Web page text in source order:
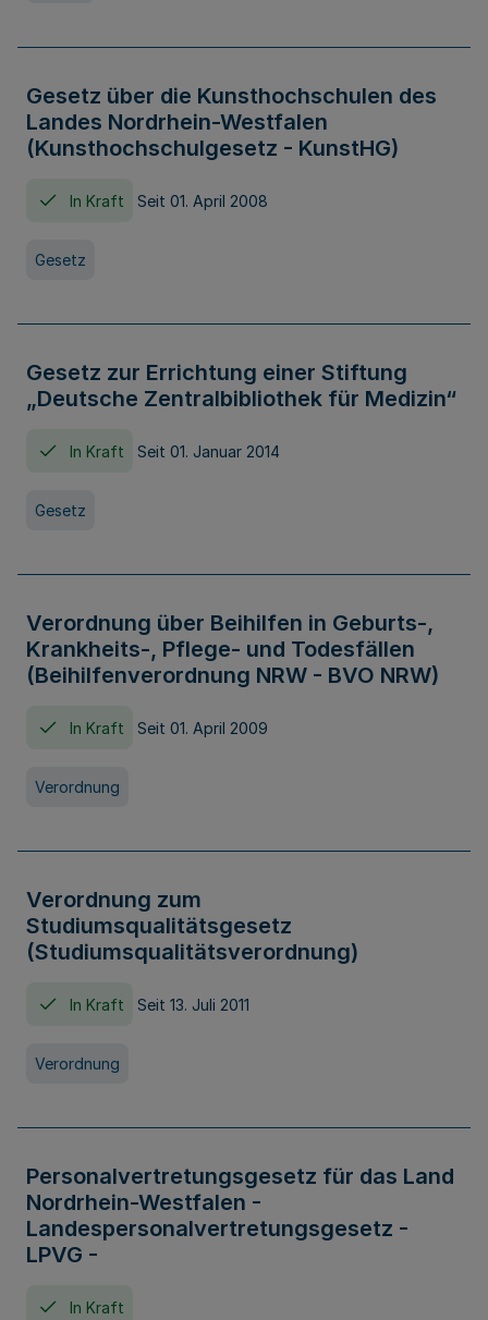
Gesetz über die Kunsthochschulen des
Landes Nordrhein-Westfalen
(Kunsthochschulgesetz - KunstHG)
In Kraft Seit 01. April 2008
Gesetz
Gesetz zur Errichtung einer Stiftung
„Deutsche Zentralbibliothek für Medizin“
In Kraft Seit 01. Januar 2014
Gesetz
Verordnung über Beihilfen in Geburts-,
Krankheits-, Pflege- und Todesfällen
(Beihilfenverordnung NRW - BVO NRW)
In Kraft Seit 01. April 2009
Verordnung
Verordnung zum
Studiumsqualitätsgesetz
(Studiumsqualitätsverordnung)
In Kraft Seit 13. Juli 2011
Verordnung
Personalvertretungsgesetz für das Land
Nordrhein-Westfalen -
Landespersonalvertretungsgesetz -
LPVG -
In Kraft